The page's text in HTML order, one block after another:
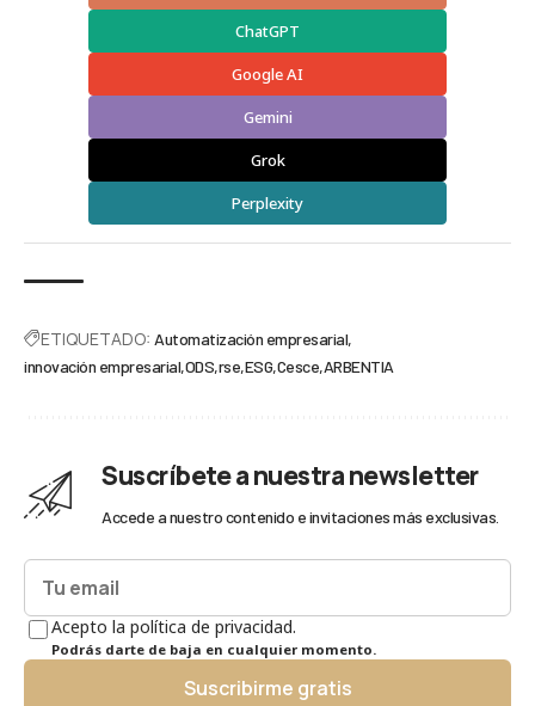
ChatGPT
Google AI
Gemini
Grok
Perplexity
ETIQUETADO: Automatización empresarial
innovación empresarial ODS rse ESG Cesce ARBENTIA
Suscríbete a nuestra newsletter
Accede a nuestro contenido e invitaciones más exclusivas.
Acepto la política de privacidad.
Podrás darte de baja en cualquier momento.
Suscribirme gratis